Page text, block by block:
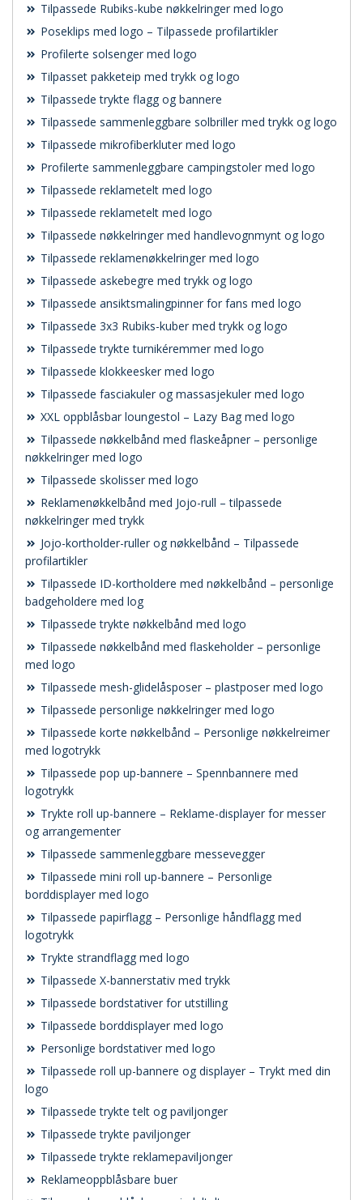
Tilpassede Rubiks-kube nøkkelringer med logo
Poseklips med logo – Tilpassede profilartikler
Profilerte solsenger med logo
Tilpasset pakketeip med trykk og logo
Tilpassede trykte flagg og bannere
Tilpassede sammenleggbare solbriller med trykk og logo
Tilpassede mikrofiberkluter med logo
Profilerte sammenleggbare campingstoler med logo
Tilpassede reklametelt med logo
Tilpassede reklametelt med logo
Tilpassede nøkkelringer med handlevognmynt og logo
Tilpassede reklamenøkkelringer med logo
Tilpassede askebegre med trykk og logo
Tilpassede ansiktsmalingpinner for fans med logo
Tilpassede 3x3 Rubiks-kuber med trykk og logo
Tilpassede trykte turnikéremmer med logo
Tilpassede klokkeesker med logo
Tilpassede fasciakuler og massasjekuler med logo
XXL oppblåsbar loungestol – Lazy Bag med logo
Tilpassede nøkkelbånd med flaskeåpner – personlige
nøkkelringer med logo
Tilpassede skolisser med logo
Reklamenøkkelbånd med Jojo-rull – tilpassede
nøkkelringer med trykk
Jojo-kortholder-ruller og nøkkelbånd – Tilpassede
profilartikler
Tilpassede ID-kortholdere med nøkkelbånd – personlige
badgeholdere med log
Tilpassede trykte nøkkelbånd med logo
Tilpassede nøkkelbånd med flaskeholder – personlige
med logo
Tilpassede mesh-glidelåsposer – plastposer med logo
Tilpassede personlige nøkkelringer med logo
Tilpassede korte nøkkelbånd – Personlige nøkkelreimer
med logotrykk
Tilpassede pop up-bannere – Spennbannere med
logotrykk
Trykte roll up-bannere – Reklame-displayer for messer
og arrangementer
Tilpassede sammenleggbare messevegger
Tilpassede mini roll up-bannere – Personlige
borddisplayer med logo
Tilpassede papirflagg – Personlige håndflagg med
logotrykk
Trykte strandflagg med logo
Tilpassede X-bannerstativ med trykk
Tilpassede bordstativer for utstilling
Tilpassede borddisplayer med logo
Personlige bordstativer med logo
Tilpassede roll up-bannere og displayer – Trykt med din
logo
Tilpassede trykte telt og paviljonger
Tilpassede trykte paviljonger
Tilpassede trykte reklamepaviljonger
Reklameoppblåsbare buer